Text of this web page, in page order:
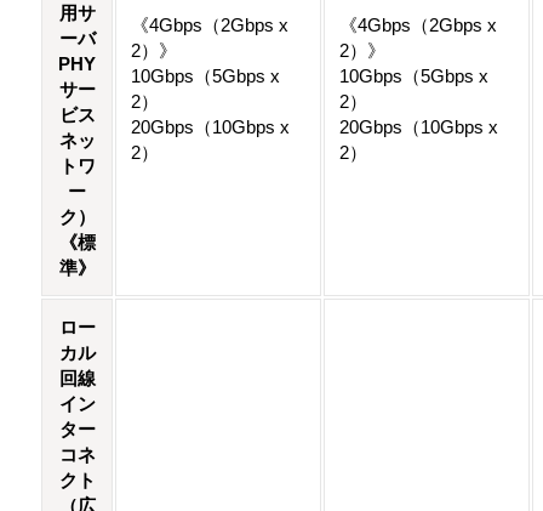
用サ
ーバ
PHY
サー
ビス
ネッ
トワ
ー
ク）
《標
準》
《4Gbps（2Gbps x
2）》
10Gbps（5Gbps x
2）
20Gbps（10Gbps x
2）
《4Gbps（2Gbps x
2）》
10Gbps（5Gbps x
2）
20Gbps（10Gbps x
2）
ロー
カル
回線
イン
ター
コネ
クト
（広